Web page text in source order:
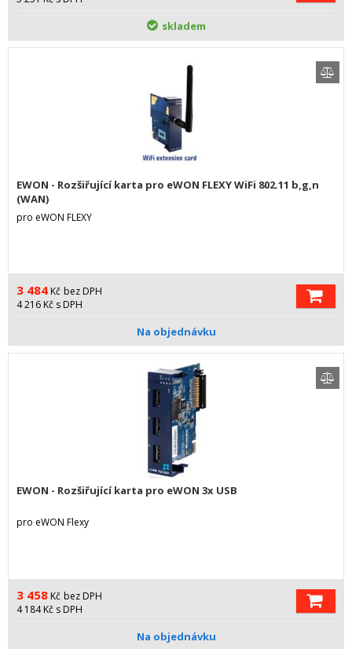
skladem
EWON - Rozšiřující karta pro eWON FLEXY WiFi 802.11 b,g,n
(WAN)
pro eWON FLEXY
3 484 Kč bez DPH
4 216 Kč s DPH
Na objednávku
EWON - Rozšiřující karta pro eWON 3x USB
pro eWON Flexy
3 458 Kč bez DPH
4 184Kč s DPH
Na objednávku